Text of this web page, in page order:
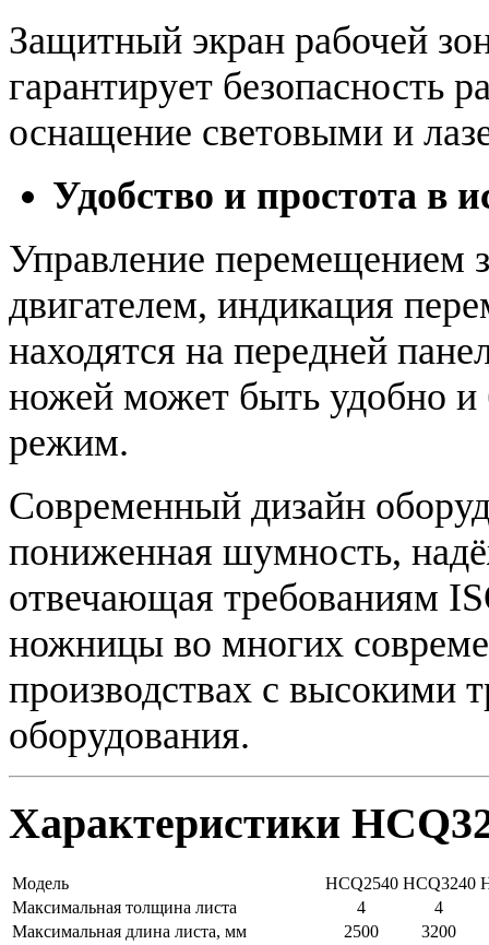
Защитный экран рабочей
гарантирует безопасность
оснащение световыми и
Удобство и простота в
Управление перемещением
двигателем, индикация
находятся на передней
ножей может быть удобно
режим.
Современный дизайн
пониженная шумность,
отвечающая требованиям
ножницы во многих
производствах с высокими
оборудования.
Характеристики
Модель HCQ2540 HCQ3240
Максимальная толщина листа
4
4
Максимальная длина листа, мм
2500
3200